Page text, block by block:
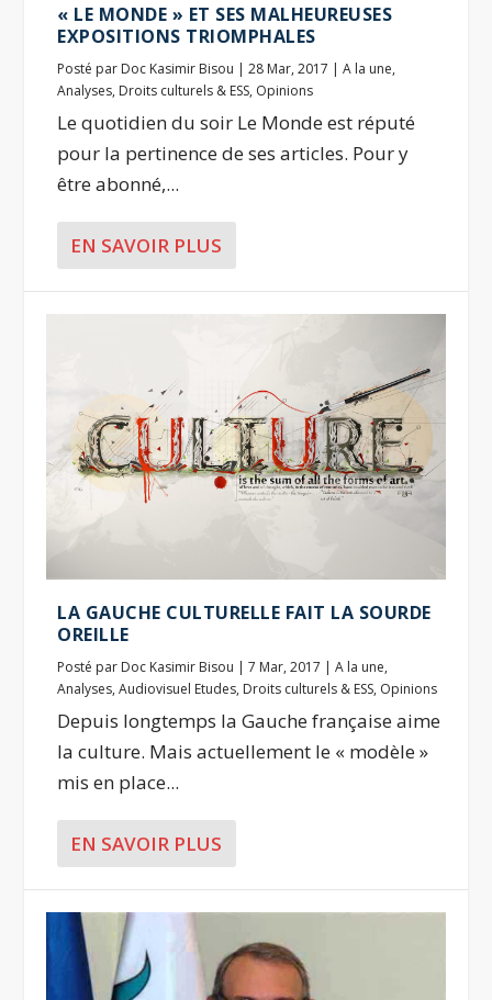
« LE MONDE » ET SES MALHEUREUSES
EXPOSITIONS TRIOMPHALES
Posté par Doc Kasimir Bisou |28 Mar, 2017 |A la une,
Analyses, Droits culturels & ESS, Opinions
Le quotidien du soir Le Monde est réputé
pour la pertinence de ses articles. Pour y
être abonné,...
EN SAVOIR PLUS
LA GAUCHE CULTURELLE FAIT LA SOURDE
OREILLE
Posté par Doc Kasimir Bisou |7 Mar, 2017 |A la une,
Analyses,Audiovisuel Etudes, Droits culturels & ESS, Opinions
Depuis longtemps la Gauche française aime
la culture. Mais actuellement le « modèle »
mis en place...
EN SAVOIR PLUS